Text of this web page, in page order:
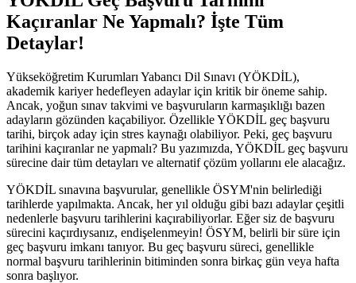
Kaçıranlar Ne Yapmalı? İşte Tüm
Detaylar!
Yükseköğretim Kurumları Yabancı Dil Sınavı (YÖKDİL),
akademik kariyer hedefleyen adaylar için kritik bir öneme sahip.
Ancak, yoğun sınav takvimi ve başvuruların karmaşıklığı bazen
adayların gözünden kaçabiliyor. Özellikle YÖKDİL geç başvuru
tarihi, birçok aday için stres kaynağı olabiliyor. Peki, geç başvuru
tarihini kaçıranlar ne yapmalı? Bu yazımızda, YÖKDİL geç başvuru
sürecine dair tüm detayları ve alternatif çözüm yollarını ele alacağız.
YÖKDİL sınavına başvurular, genellikle ÖSYM'nin belirlediği
tarihlerde yapılmakta. Ancak, her yıl olduğu gibi bazı adaylar çeşitli
nedenlerle başvuru tarihlerini kaçırabiliyorlar. Eğer siz de başvuru
sürecini kaçırdıysanız, endişelenmeyin! ÖSYM, belirli bir süre için
geç başvuru imkanı tanıyor. Bu geç başvuru süreci, genellikle
normal başvuru tarihlerinin bitiminden sonra birkaç gün veya hafta
sonra başlıyor.